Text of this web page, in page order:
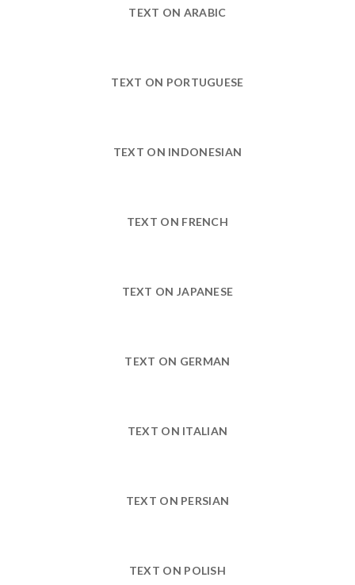
TEXT ON ARABIC
TEXT ON PORTUGUESE
TEXT ON INDONESIAN
TEXT ON FRENCH
TEXT ON JAPANESE
TEXT ON GERMAN
TEXT ON ITALIAN
TEXT ON PERSIAN
TEXT ON POLISH